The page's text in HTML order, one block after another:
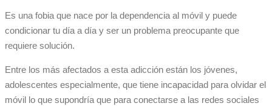
Es una fobia que nace por la dependencia al móvil y puede
condicionar tu día a día y ser un problema preocupante que
requiere solución.
Entre los más afectados a esta adicción están los jóvenes,
adolescentes especialmente, que tiene incapacidad para olvidar el
móvil lo que supondría que para conectarse a las redes sociales